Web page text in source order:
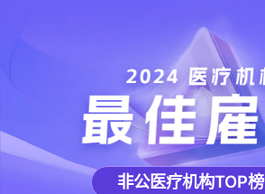
非公医疗机构TOP榜